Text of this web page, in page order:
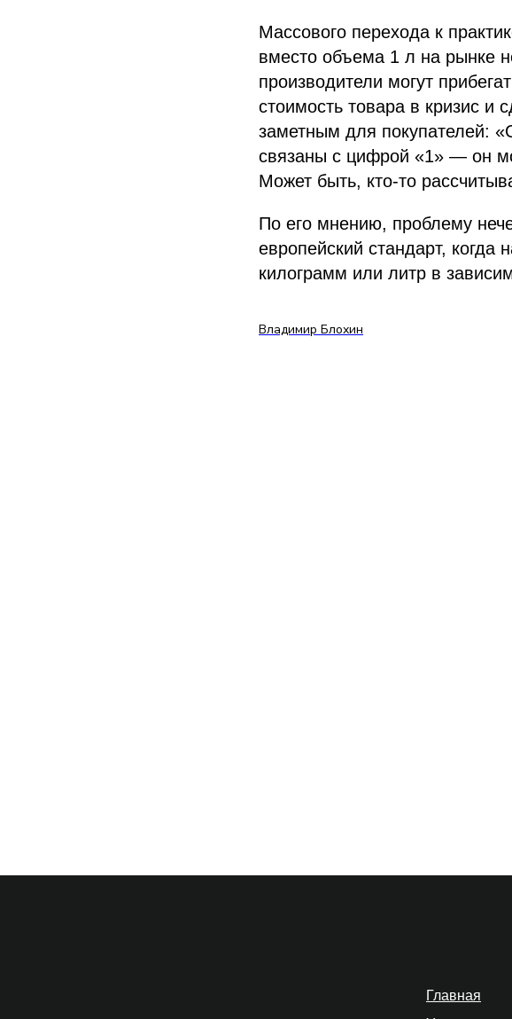
Массового перехода к
вместо объема 1 л на рынке
производители могут
стоимость товара в кризис и
заметным для покупателей:
связаны с цифрой «1» — он
Может быть, кто-то
По его мнению, проблему
европейский стандарт, когда
килограмм или литр в
Владимир Блохин
Главная